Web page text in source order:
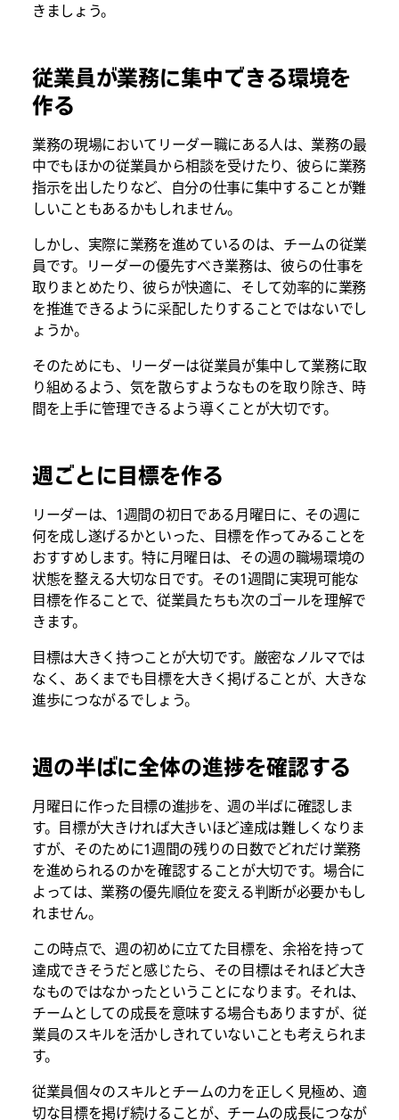
きましょう。
従業員が業務に集中できる環境を
作る
業務の現場においてリーダー職にある人は、業務の最
中でもほかの従業員から相談を受けたり、彼らに業務
指示を出したりなど、自分の仕事に集中することが難
しいこともあるかもしれません。
しかし、実際に業務を進めているのは、チームの従業
員です。リーダーの優先すべき業務は、彼らの仕事を
取りまとめたり、彼らが快適に、そして効率的に業務
を推進できるように采配したりすることではないでし
ょうか。
そのためにも、リーダーは従業員が集中して業務に取
り組めるよう、気を散らすようなものを取り除き、時
間を上手に管理できるよう導くことが大切です。
週ごとに目標を作る
リーダーは、1週間の初日である月曜日に、その週に
何を成し遂げるかといった、目標を作ってみることを
おすすめします。特に月曜日は、その週の職場環境の
状態を整える大切な日です。その1週間に実現可能な
目標を作ることで、従業員たちも次のゴールを理解で
きます。
目標は大きく持つことが大切です。厳密なノルマでは
なく、あくまでも目標を大きく掲げることが、大きな
進歩につながるでしょう。
週の半ばに全体の進捗を確認する
月曜日に作った目標の進捗を、週の半ばに確認しま
す。目標が大きければ大きいほど達成は難しくなりま
すが、そのために1週間の残りの日数でどれだけ業務
を進められるのかを確認することが大切です。場合に
よっては、業務の優先順位を変える判断が必要かもし
れません。
この時点で、週の初めに立てた目標を、余裕を持って
達成できそうだと感じたら、その目標はそれほど大き
なものではなかったということになります。それは、
チームとしての成長を意味する場合もありますが、従
業員のスキルを活かしきれていないことも考えられま
す。
従業員個々のスキルとチームの力を正しく見極め、適
切な目標を掲げ続けることが、チームの成長につなが